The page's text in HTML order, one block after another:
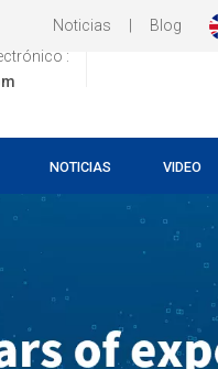
Noticias Blog
:
NOTICIAS VIDEO